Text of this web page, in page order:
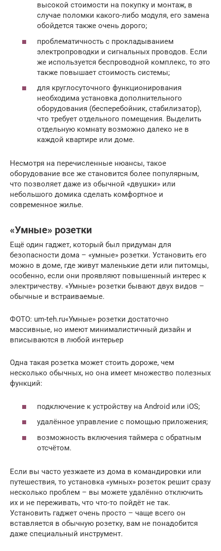
высокой стоимости на покупку и монтаж, в
случае поломки какого-либо модуля, его замена
обойдется также очень дорого;
проблематичность с прокладыванием
электропроводки и сигнальных проводов. Если
же используется беспроводной комплекс, то это
также повышает стоимость системы;
для круглосуточного функционирования
необходима установка дополнительного
оборудования (бесперебойник, стабилизатор),
что требует отдельного помещения. Выделить
отдельную комнату возможно далеко не в
каждой квартире или доме.
Несмотря на перечисленные нюансы, такое
оборудование все же становится более популярным,
что позволяет даже из обычной «двушки» или
небольшого домика сделать комфортное и
современное жилье.
«Умные» розетки
Ещё один гаджет, который был придуман для
безопасности дома – «умные» розетки. Установить его
можно в доме, где живут маленькие дети или питомцы,
особенно, если они проявляют повышенный интерес к
электричеству. «Умные» розетки бывают двух видов –
обычные и встраиваемые.
ФОТО: um-teh.ru«Умные» розетки достаточно
массивные, но имеют минималистичный дизайн и
вписываются в любой интерьер
Одна такая розетка может стоить дороже, чем
несколько обычных, но она имеет множество полезных
функций:
подключение к устройству на Android или iOS;
удалённое управление с помощью приложения;
возможность включения таймера с обратным
отсчётом.
Если вы часто уезжаете из дома в командировки или
путешествия, то установка «умных» розеток решит сразу
несколько проблем – вы можете удалённо отключить
их и не переживать, что что-то пойдёт не так.
Установить гаджет очень просто – чаще всего он
вставляется в обычную розетку, вам не понадобится
даже специальный инструмент.